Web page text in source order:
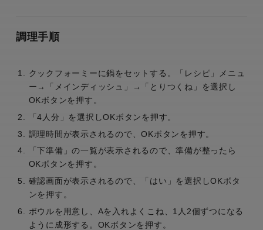
調理手順
クックフォーミーに鍋をセットする。「レシピ」メニュ
ー→「メインディッシュ」→「とりつくね」を選択し
OKボタンを押す。
「4人分」を選択しOKボタンを押す。
調理時間が表示されるので、OKボタンを押す。
「下準備」の一覧が表示されるので、準備が整ったら
OKボタンを押す。
確認画面が表示されるので、「はい」を選択しOKボタ
ンを押す。
ボウルを用意し、Aを入れよくこね、1人2個ずつになる
ように成形する。OKボタンを押す。